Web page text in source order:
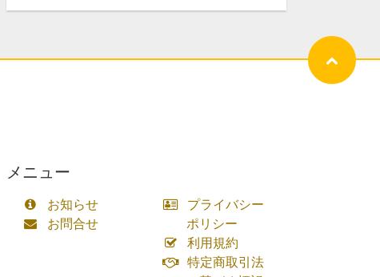
メニュー
お知らせ
お問合せ
プライバシー
ポリシー
利用規約
特定商取引法